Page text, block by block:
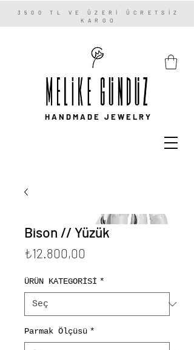
HANDMADE JEWELRY
3500 TL VE ÜZERİ ÜCRETSİZ
KARGO
Bison // Yüzük
₺12.800,00
ÜRÜN KATEGORİSİ *
Parmak Ölçüsü *